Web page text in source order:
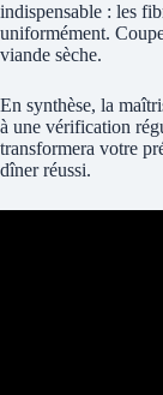
indispensable : les
uniformément.
viande sèche.
En synthèse, la
à une vérification
transformera votre
dîner réussi.